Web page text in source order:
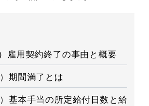
）雇用契約終了の事由と概要
）期間満了とは
）基本手当の所定給付日数と給